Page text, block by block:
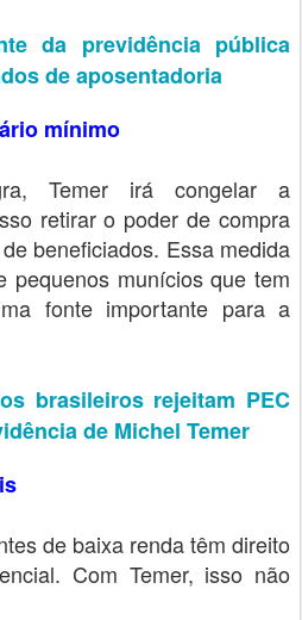
da previdência pública
de aposentadoria
mínimo
Temer irá congelar a
retirar o poder de compra
beneficiados. Essa medida
pequenos munícios que tem
fonte importante para a
brasileiros rejeitam PEC
de Michel Temer
de baixa renda têm direito
Com Temer, isso não